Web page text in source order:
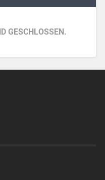
GESCHLOSSEN.